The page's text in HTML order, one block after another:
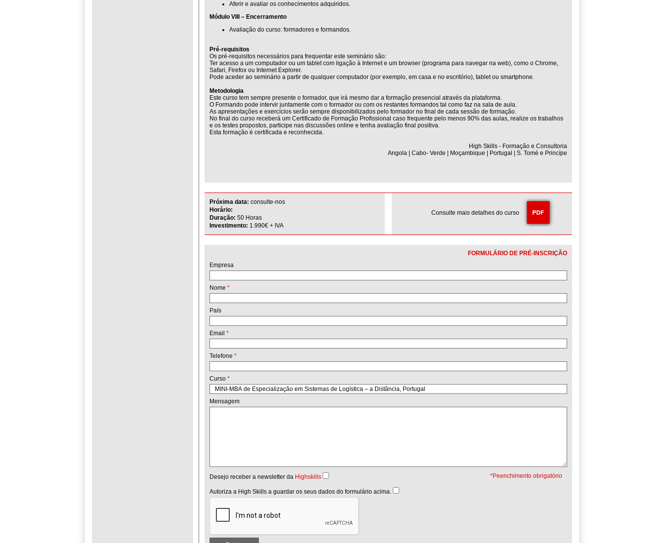
Aferir e avaliar os conhecimentos adquiridos.
Módulo VIII – Encerramento
Avaliação do curso: formadores e formandos.
Pré-requisitos
Os pré-requisitos necessários para frequentar este seminário são:
Ter acesso a um computador ou um tablet com ligação à Internet e um browser (programa para navegar na web), como o Chrome,
Safari, Firefox ou Internet Explorer.
Pode aceder ao seminário a partir de qualquer computador (por exemplo, em casa e no escritório), tablet ou smartphone.
Metodologia
Este curso tem sempre presente o formador, que irá mesmo dar a formação presencial através da plataforma.
O Formando pode intervir juntamente com o formador ou com os restantes formandos tal como faz na sala de aula.
As apresentações e exercícios serão sempre disponibilizados pelo formador no final de cada sessão de formação.
No final do curso receberá um Certificado de Formação Profissional caso frequente pelo menos 90% das aulas, realize os trabalhos
e os testes propostos, participe nas discussões online e tenha avaliação final positiva.
Esta formação é certificada e reconhecida.
High Skills - Formação e Consultoria
Angola | Cabo- Verde | Moçambique | Portugal | S. Tomé e Princípe
Próxima data: consulte-nos
Horário:
Duração: 50 Horas
Investimento: 1.990€ + IVA
Consulte mais detalhes do curso
FORMULÁRIO DE PRÉ-INSCRIÇÃO
Empresa
Nome *
País
Email *
Telefone *
Curso *
Mensagem
Desejo receber a newsletter da Highskills
Autoriza a High Skills a guardar os seus dados do formulário acima.
*Peenchimento obrigatório